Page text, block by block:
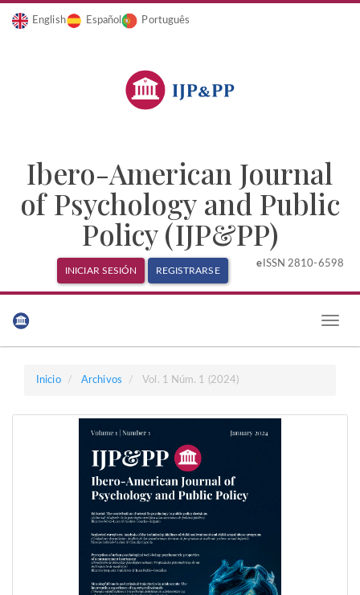
English Español Português
Ibero-American Journal
of Psychology and Public
Policy (IJP&PP)
INICIAR SESIÓN REGISTRARSE
e ISSN 2810-6598
Barra
Toggle
Inicio Archivos Vol. 1 Núm. 1 (2024)